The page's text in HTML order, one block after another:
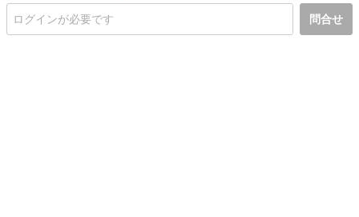
問合せ